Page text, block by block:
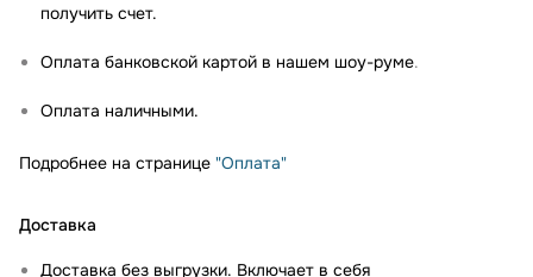
получить счет.
Оплата банковской картой в нашем шоу-руме.
Оплата наличными.
Подробнее на странице "Оплата"
Доставка
Доставка без выгрузки. Включает в себя